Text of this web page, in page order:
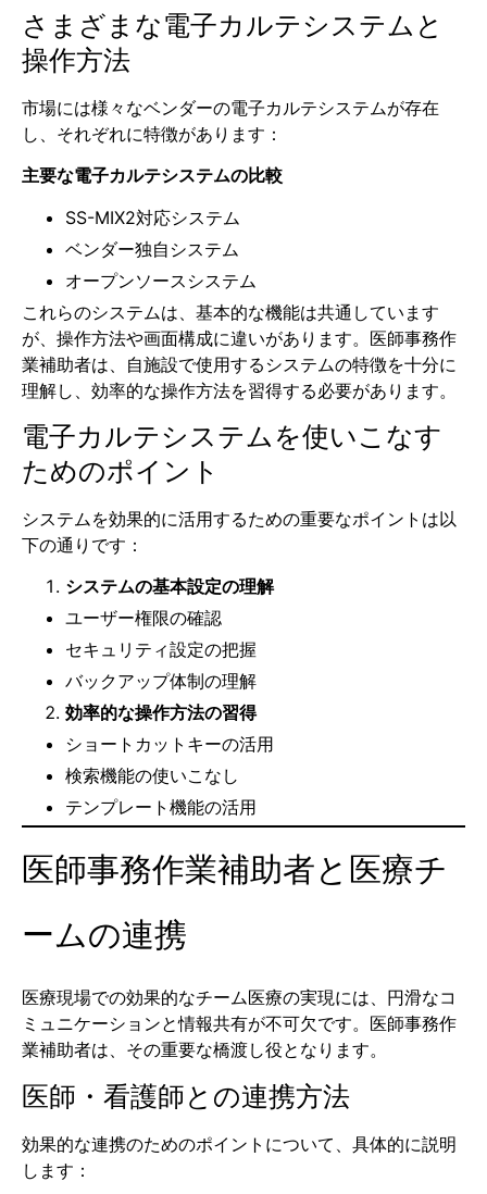
さまざまな電子カルテシステムと
操作方法
市場には様々なベンダーの電子カルテシステムが存在
し、それぞれに特徴があります：
主要な電子カルテシステムの比較
SS-MIX2対応システム
ベンダー独自システム
オープンソースシステム
これらのシステムは、基本的な機能は共通しています
が、操作方法や画面構成に違いがあります。医師事務作
業補助者は、自施設で使用するシステムの特徴を十分に
理解し、効率的な操作方法を習得する必要があります。
電子カルテシステムを使いこなす
ためのポイント
システムを効果的に活用するための重要なポイントは以
下の通りです：
システムの基本設定の理解
ユーザー権限の確認
セキュリティ設定の把握
バックアップ体制の理解
効率的な操作方法の習得
ショートカットキーの活用
検索機能の使いこなし
テンプレート機能の活用
医師事務作業補助者と医療チ
ームの連携
医療現場での効果的なチーム医療の実現には、円滑なコ
ミュニケーションと情報共有が不可欠です。医師事務作
業補助者は、その重要な橋渡し役となります。
医師・看護師との連携方法
効果的な連携のためのポイントについて、具体的に説明
します：